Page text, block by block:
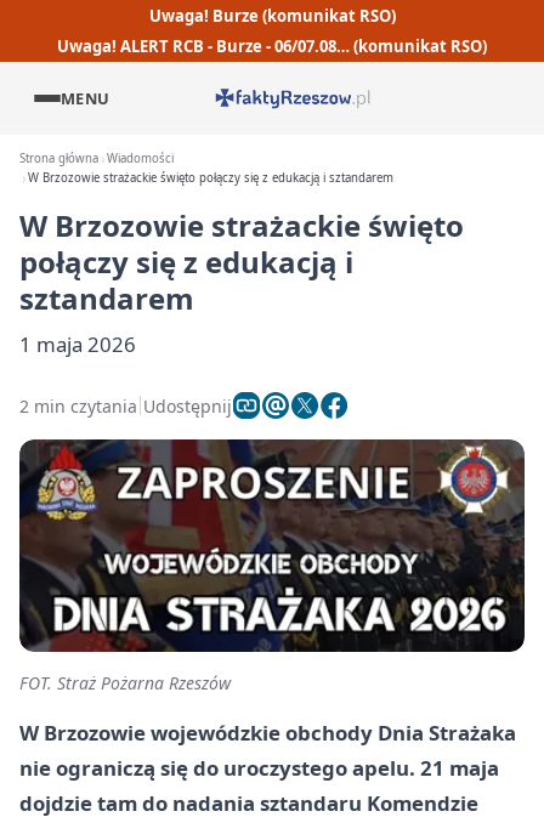
Uwaga! Burze (komunikat RSO)
Uwaga! ALERT RCB - Burze - 06/07.08… (komunikat RSO)
MENU
Strona główna Wiadomości
W Brzozowie strażackie święto połączy się z edukacją i sztandarem
W Brzozowie strażackie święto
połączy się z edukacją i
sztandarem
1 maja 2026
2 min czytania Udostępnij
FOT. Straż Pożarna Rzeszów
W Brzozowie wojewódzkie obchody Dnia Strażaka
nie ograniczą się do uroczystego apelu. 21 maja
dojdzie tam do nadania sztandaru Komendzie